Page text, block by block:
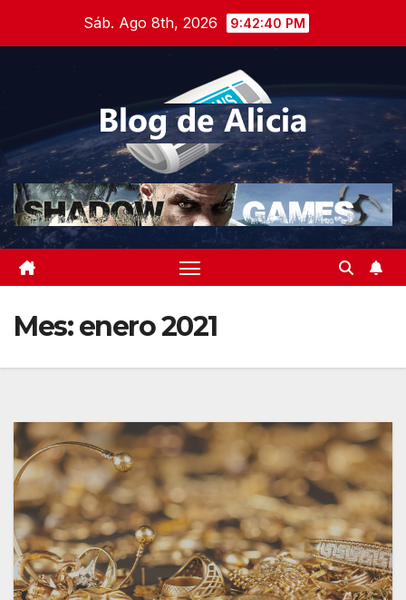
Sáb. Ago 8th, 2026 9:42:40 PM
Mes:enero 2021